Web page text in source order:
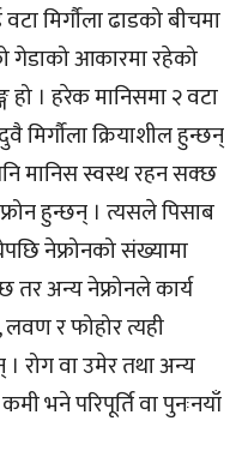
मिर्गौला ढाडको बीचमा
गेडाको आकारमा रहेको
। हरेक मानिसमा २ वटा
मिर्गौला क्रियाशील हुन्छन्
मानिस स्वस्थ रहन सक्छ
हुन्छन् । त्यसले पिसाब
नेफ्रोनको संख्यामा
तर अन्य नेफ्रोनले कार्य
लवण र फोहोर त्यही
। रोग वा उमेर तथा अन्य
भने परिपूर्ति वा पुनःनयाँ